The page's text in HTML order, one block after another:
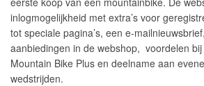
inlogmogelijkheid met extra’s voor
tot speciale pagina’s, een e-
aanbiedingen in de webshop, voordelen
Mountain Bike Plus en deelname aan
wedstrijden.